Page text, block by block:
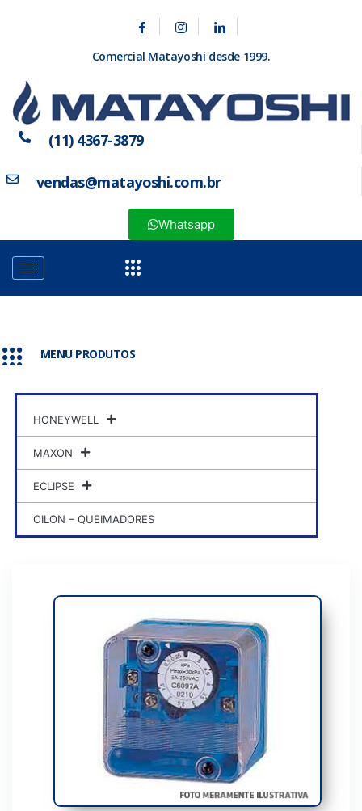
Comercial Matayoshi desde 1999.
(11) 4367-3879
vendas@matayoshi.com.br
Whatsapp
MENU PRODUTOS
HONEYWELL
MAXON
ECLIPSE
OILON – QUEIMADORES